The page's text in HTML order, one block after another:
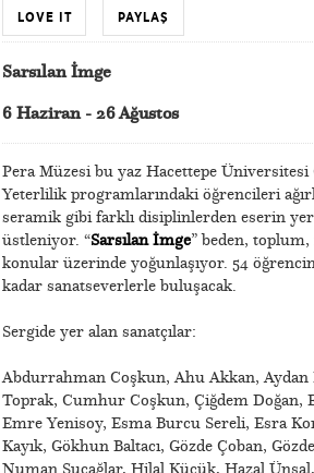
LOVE IT PAYLAŞ
Sarsılan İmge
6 Haziran - 26 Ağustos
Pera Müzesi bu yaz Hacettepe
Yeterlilik programlarındaki öğrencileri
seramik gibi farklı disiplinlerden eserin
üstleniyor. “Sarsılan İmge” beden,
konular üzerinde yoğunlaşıyor. 54
kadar sanatseverlerle buluşacak.
Sergide yer alan sanatçılar:
​Abdurrahman Coşkun, Ahu Akkan, Aydan
Toprak, Cumhur Coşkun, Çiğdem Doğan,
Emre Yenisoy, Esma Burcu Sereli, Esra
Kayık, Gökhun Baltacı, Gözde Çoban,
Numan Suçağlar, Hilal Küçük, Hazal